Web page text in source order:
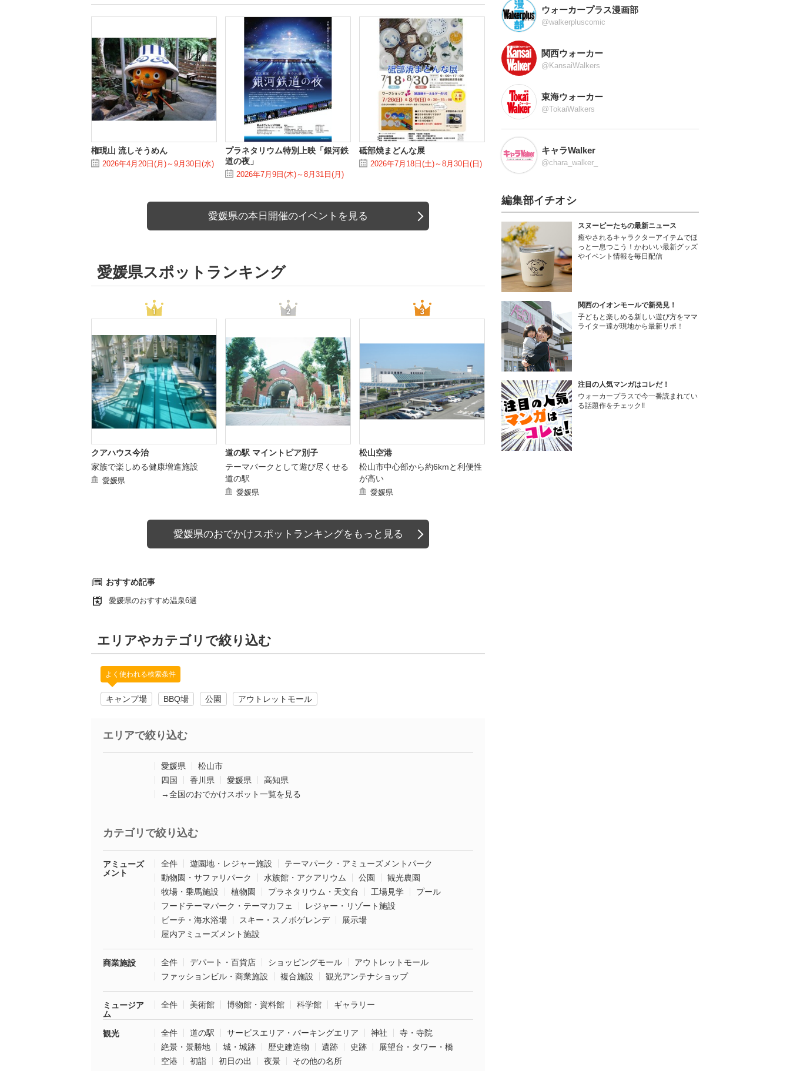
権現山 流しそうめん
2026年4月20日(月)～9月30日(水)
プラネタリウム特別上映「銀河鉄
道の夜」
2026年7月9日(木)～8月31日(月)
砥部焼まどんな展
2026年7月18日(土)～8月30日(日)
愛媛県の本日開催のイベントを見る
愛媛県スポットランキング
クアハウス今治
家族で楽しめる健康増進施設
愛媛県
道の駅 マイントピア別子
テーマパークとして遊び尽くせる
道の駅
愛媛県
松山空港
松山市中心部から約6kmと利便性
が高い
愛媛県
愛媛県のおでかけスポットランキングをもっと見る
おすすめ記事
愛媛県のおすすめ温泉6選
エリアやカテゴリで絞り込む
よく使われる検索条件
キャンプ場 BBQ場 公園 アウトレットモール
エリアで絞り込む
愛媛県
松山市
四国
香川県 愛媛県
高知県
→全国のおでかけスポット一覧を見る
カテゴリで絞り込む
アミューズ
メント
全件 遊園地・レジャー施設
テーマパーク・アミューズメントパーク
動物園・サファリパーク
水族館・アクアリウム 公園
観光農園
牧場・乗馬施設
植物園 プラネタリウム・天文台 工場見学
プール
フードテーマパーク・テーマカフェ
レジャー・リゾート施設
ビーチ・海水浴場
スキー・スノボゲレンデ
展示場
屋内アミューズメント施設
商業施設 全件 デパート・百貨店 ショッピングモール
アウトレットモール
ファッションビル・商業施設
複合施設 観光アンテナショップ
ミュージア
ム
全件 美術館 博物館・資料館 科学館 ギャラリー
観光 全件 道の駅 サービスエリア・パーキングエリア 神社
寺・寺院
絶景・景勝地
城・城跡 歴史建造物 遺跡 史跡
展望台・タワー・橋
空港
初詣 初日の出 夜景 その他の名所
ウォーカープラス漫画部
@walkerpluscomic
関西ウォーカー
@KansaiWalkers
東海ウォーカー
@TokaiWalkers
キャラWalker
@chara_walker_
編集部イチオシ
スヌーピーたちの最新ニュース
癒やされるキャラクターアイテムでほ
っと一息つこう！かわいい最新グッズ
やイベント情報を毎日配信
関西のイオンモールで新発見！
子どもと楽しめる新しい遊び方をママ
ライター達が現地から最新リポ！
注目の人気マンガはコレだ！
ウォーカープラスで今一番読まれてい
る話題作をチェック!!